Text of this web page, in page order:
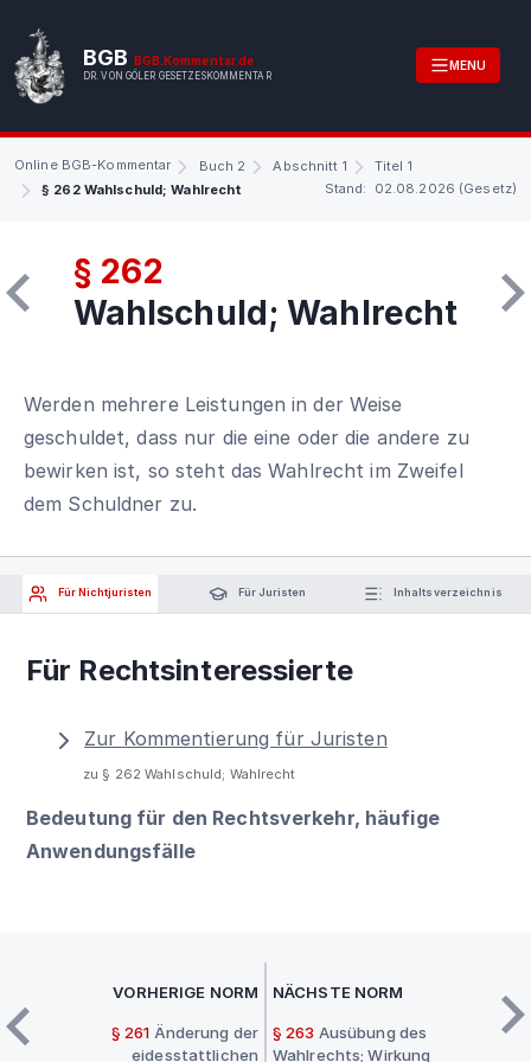
BGB BGB.Kommentar.de
DR. VON GÖLER GESETZESKOMMENTAR
MENU
Online BGB-Kommentar Buch 2 Abschnitt 1
Titel 1
§ 262 Wahlschuld; Wahlrecht
Stand: 02.08.2026 (Gesetz)
§ 262
Wahlschuld; Wahlrecht
Werden mehrere Leistungen in der Weise
geschuldet, dass nur die eine oder die andere zu
bewirken ist, so steht das Wahlrecht im Zweifel
dem Schuldner zu.
Für Nichtjuristen Für Juristen Inhaltsverzeichnis
Für Rechtsinteressierte
Zur Kommentierung für Juristen
zu § 262 Wahlschuld; Wahlrecht
Bedeutung für den Rechtsverkehr, häufige
Anwendungsfälle
VORHERIGE NORM
§ 261 Änderung der
eidesstattlichen
NÄCHSTE NORM
§ 263 Ausübung des
Wahlrechts; Wirkung